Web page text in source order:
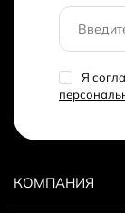
Я
КОМПАНИЯ